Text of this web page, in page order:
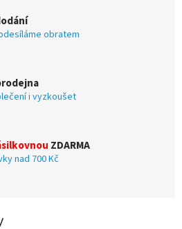
obratem
i vyzkoušet
ZDARMA
nad 700 Kč